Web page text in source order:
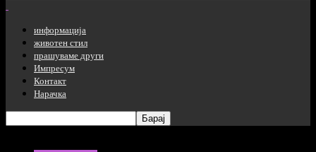
информација
животен стил
прашуваме други
Импресум
Контакт
Нарачка